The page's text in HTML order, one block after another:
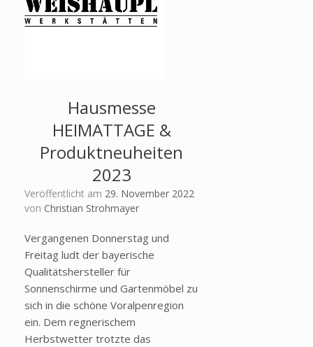
Hausmesse
HEIMATTAGE &
Produktneuheiten
2023
Veröffentlicht am 29. November 2022
von Christian Strohmayer
Vergangenen Donnerstag und
Freitag ludt der bayerische
Qualitätshersteller für
Sonnenschirme und Gartenmöbel zu
sich in die schöne Voralpenregion
ein. Dem regnerischem
Herbstwetter trotzte das